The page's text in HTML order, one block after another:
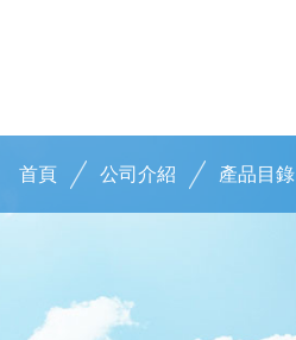
首頁 公司介紹 產品目錄